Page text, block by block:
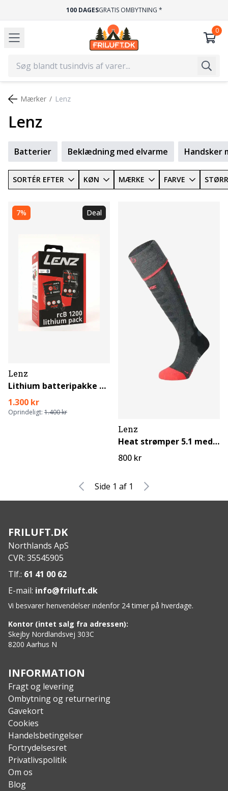
100 DAGESGRATIS OMBYTNING *
Batterier Beklædning med elvarme Handsker
Mærker Lenz
Lenz
SORTÉR EFTER KØN MÆRKE FARVE
7% Deal
Lenz
Lithium batteripakke m. bluetooth (rcB 1200)
1.300 kr
Oprindeligt: 1.400 kr
Lenz
Heat strømper 5.1 med toe cap
800 kr
Side 1 af 1
FRILUFT.DK
Northlands ApS
CVR: 35545905
Tlf.: 61 41 00 62
E-mail: info@friluft.dk
Vi besvarer henvendelser indenfor 24 timer på hverdage.
Kontor (intet salg fra adressen):
Skejby Nordlandsvej 303C
8200 Aarhus N
INFORMATION
Fragt og levering
Ombytning og returnering
Gavekort
Cookies
Handelsbetingelser
Fortrydelsesret
Privatlivspolitik
Om os
Blog